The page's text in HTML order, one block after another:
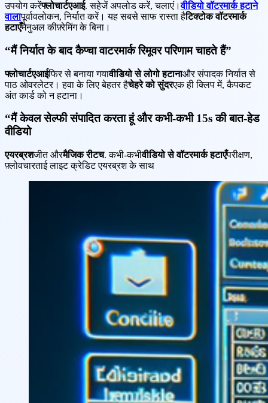
उपयोग करेंफ्लोचार्टएआई. सहेजें अपलोड करें, चलाएं।वीडियो वॉटरमार्क हटाने
वालापूर्वावलोकन, निर्यात करें। यह सबसे साफ रास्ता हैटिक्टोक वॉटरमार्क
हटाएँमैनुअल कीफ़्रेमिंग के बिना।
“मैं निर्यात के बाद कैप्चा वाटरमार्क रिमूवर परिणाम चाहते हैं”
फ्लोचार्टएआईफिर से बनाया गयावीडियो से लोगो हटानाऔर संपादक निर्यात से
पाठ ओवरलेटर। हवा के लिए बेहतर हैचेहरे को सुंदरएक ही क्लिप में, कैपकट
अंत कार्ड को न हटाना।
“मैं केवल सेल्फी संपादित करता हूं और कभी-कभी 15s की बात-हेड
वीडियो
एयरब्रशजीत औरमैजिक रीटच. कभी-कभीवीडियो से वॉटरमार्क हटाएँपरीक्षण,
फ़्लोवचारताई लाइट क्रेडिट एयरब्रश के साथ